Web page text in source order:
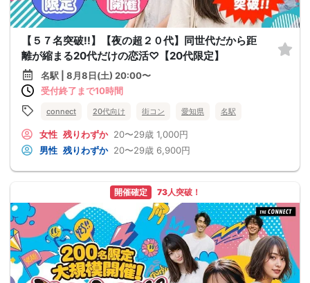
【５７名突破!!】【夜の超２０代】同世代だから距
離が縮まる20代だけの恋活♡【20代限定】
名駅 | 8月8日(土) 20:00〜
受付終了まで10時間
connect 20代向け 街コン 愛知県 名駅
女性 残りわずか 20〜29歳 1,000円
男性 残りわずか 20〜29歳 6,900円
開催確定 73人突破！